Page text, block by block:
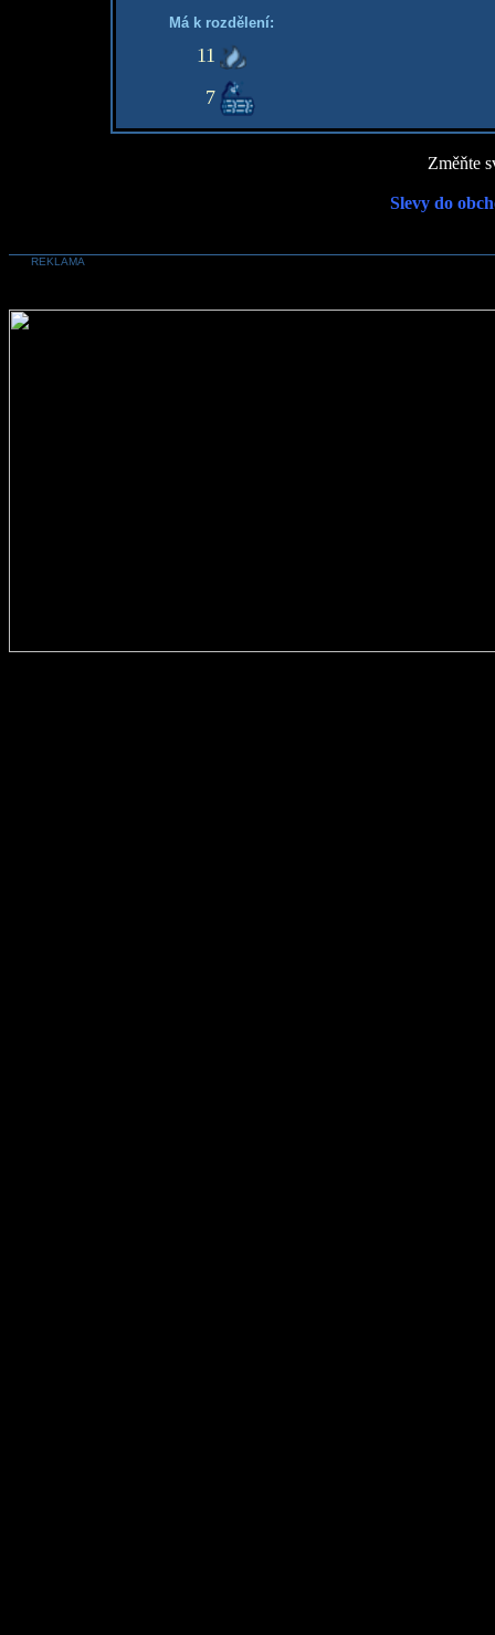
Má k rozdělení:
11
7
Změňte
Slevy do
REKLAMA